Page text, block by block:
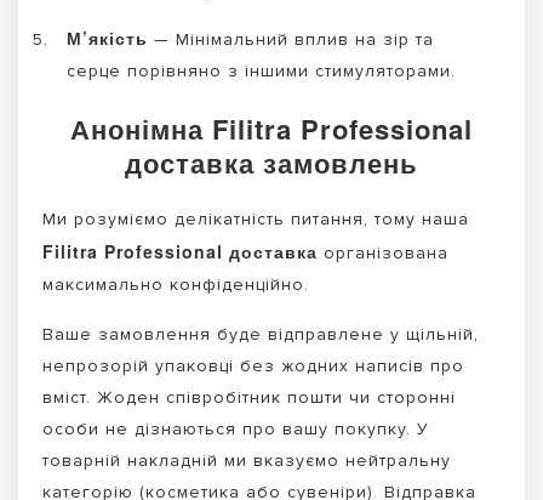
М’якість — Мінімальний вплив на зір та
серце порівняно з іншими стимуляторами.
Анонімна Filitra Professional
доставка замовлень
Ми розуміємо делікатність питання, тому наша
Filitra Professional доставка організована
максимально конфіденційно.
Ваше замовлення буде відправлене у щільній,
непрозорій упаковці без жодних написів про
вміст. Жоден співробітник пошти чи сторонні
особи не дізнаються про вашу покупку. У
товарній накладній ми вказуємо нейтральну
категорію (косметика або сувеніри). Відправка